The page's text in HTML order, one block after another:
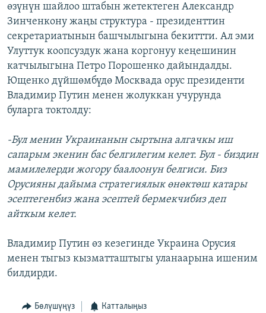
өзүнүн шайлоо штабын жетектеген Александр
Зинченкону жаңы структура - президенттин
секретариатынын башчылыгына бекиттти. Ал эми
Улуттук коопсуздук жана коргонуу кеңешинин
катчылыгына Петро Порошенко дайындалды.
Ющенко дүйшөмбүдө Москвада орус президенти
Владимир Путин менен жолуккан учурунда
буларга токтолду:
-Бул менин Украинанын сыртына алгачкы иш
сапарым экенин бас белгилегим келет. Бул - биздин
мамилелерди жогору баалоонун белгиси. Биз
Орусияны дайыма стратегиялык өнөктөш катары
эсептегенбиз жана эсептей бермекчибиз деп
айткым келет.
Владимир Путин өз кезегинде Украина Орусия
менен тыгыз кызматташтыгы уланаарына ишеним
билдирди.
Бөлүшүңүз Катталыңыз